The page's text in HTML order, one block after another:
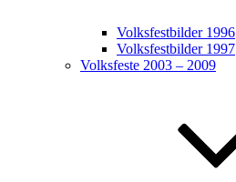
Volksfestbilder 1996
Volksfestbilder 1997
Volksfeste 2003 – 2009